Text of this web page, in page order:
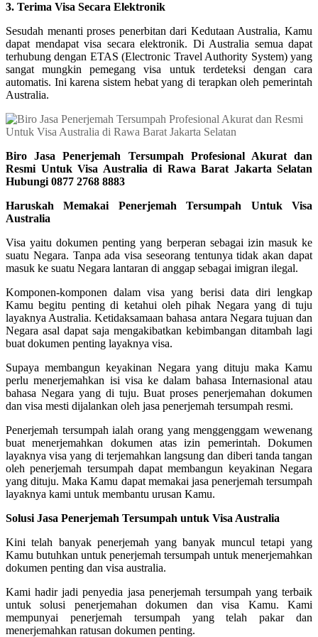
3. Terima Visa Secara Elektronik
Sesudah menanti proses penerbitan dari Kedutaan Australia, Kamu
dapat mendapat visa secara elektronik. Di Australia semua dapat
terhubung dengan ETAS (Electronic Travel Authority System) yang
sangat mungkin pemegang visa untuk terdeteksi dengan cara
automatis. Ini karena sistem hebat yang di terapkan oleh pemerintah
Australia.
Biro Jasa Penerjemah Tersumpah Profesional Akurat dan
Resmi Untuk Visa Australia di Rawa Barat Jakarta Selatan
Hubungi 0877 2768 8883
Haruskah Memakai Penerjemah Tersumpah Untuk Visa
Australia
Visa yaitu dokumen penting yang berperan sebagai izin masuk ke
suatu Negara. Tanpa ada visa seseorang tentunya tidak akan dapat
masuk ke suatu Negara lantaran di anggap sebagai imigran ilegal.
Komponen-komponen dalam visa yang berisi data diri lengkap
Kamu begitu penting di ketahui oleh pihak Negara yang di tuju
layaknya Australia. Ketidaksamaan bahasa antara Negara tujuan dan
Negara asal dapat saja mengakibatkan kebimbangan ditambah lagi
buat dokumen penting layaknya visa.
Supaya membangun keyakinan Negara yang dituju maka Kamu
perlu menerjemahkan isi visa ke dalam bahasa Internasional atau
bahasa Negara yang di tuju. Buat proses penerjemahan dokumen
dan visa mesti dijalankan oleh jasa penerjemah tersumpah resmi.
Penerjemah tersumpah ialah orang yang menggenggam wewenang
buat menerjemahkan dokumen atas izin pemerintah. Dokumen
layaknya visa yang di terjemahkan langsung dan diberi tanda tangan
oleh penerjemah tersumpah dapat membangun keyakinan Negara
yang dituju. Maka Kamu dapat memakai jasa penerjemah tersumpah
layaknya kami untuk membantu urusan Kamu.
Solusi Jasa Penerjemah Tersumpah untuk Visa Australia
Kini telah banyak penerjemah yang banyak muncul tetapi yang
Kamu butuhkan untuk penerjemah tersumpah untuk menerjemahkan
dokumen penting dan visa australia.
Kami hadir jadi penyedia jasa penerjemah tersumpah yang terbaik
untuk solusi penerjemahan dokumen dan visa Kamu. Kami
mempunyai penerjemah tersumpah yang telah pakar dan
menerjemahkan ratusan dokumen penting.